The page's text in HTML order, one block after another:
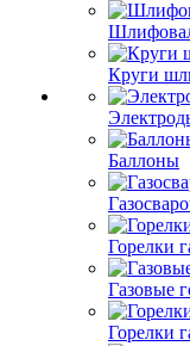
Круги
Баллоны
Горелки
Газовые
Горелки